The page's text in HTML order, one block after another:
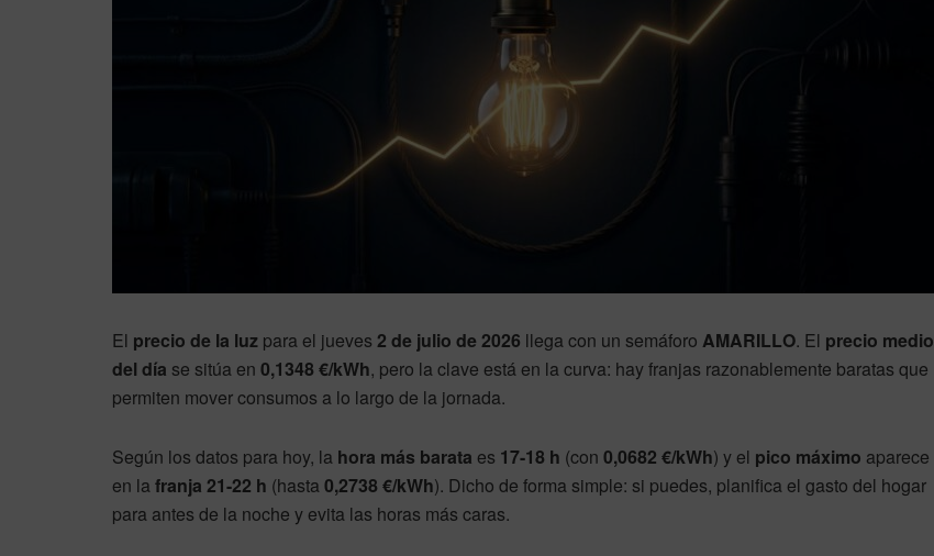
El precio de la luz para el jueves 2 de julio de 2026 llega con un semáforo AMARILLO. El precio medio
del día se sitúa en 0,1348 €/kWh, pero la clave está en la curva: hay franjas razonablemente baratas que
permiten mover consumos a lo largo de la jornada.
Según los datos para hoy, la hora más barata es 17-18 h (con 0,0682 €/kWh) y el pico máximo aparece
en lafranja 21-22 h (hasta0,2738 €/kWh). Dicho de forma simple: si puedes, planifica el gasto del hogar
para antes de la noche y evita las horas más caras.